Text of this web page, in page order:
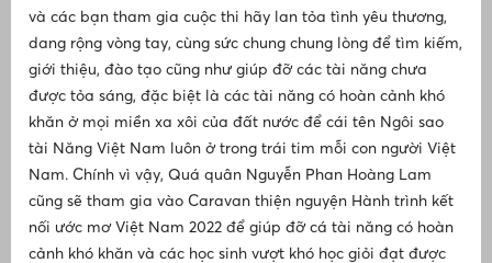
và các bạn tham gia cuộc thi hãy lan tỏa tình yêu thương,
dang rộng vòng tay, cùng sức chung chung lòng để tìm kiếm,
giới thiệu, đào tạo cũng như giúp đỡ các tài năng chưa
được tỏa sáng, đặc biệt là các tài năng có hoàn cảnh khó
khăn ở mọi miền xa xôi của đất nước để cái tên Ngôi sao
tài Năng Việt Nam luôn ở trong trái tim mỗi con người Việt
Nam. Chính vì vậy, Quá quân Nguyễn Phan Hoàng Lam
cũng sẽ tham gia vào Caravan thiện nguyện Hành trình kết
nối ước mơ Việt Nam 2022 để giúp đỡ cá tài năng có hoàn
cảnh khó khăn và các học sinh vượt khó học giỏi đạt được